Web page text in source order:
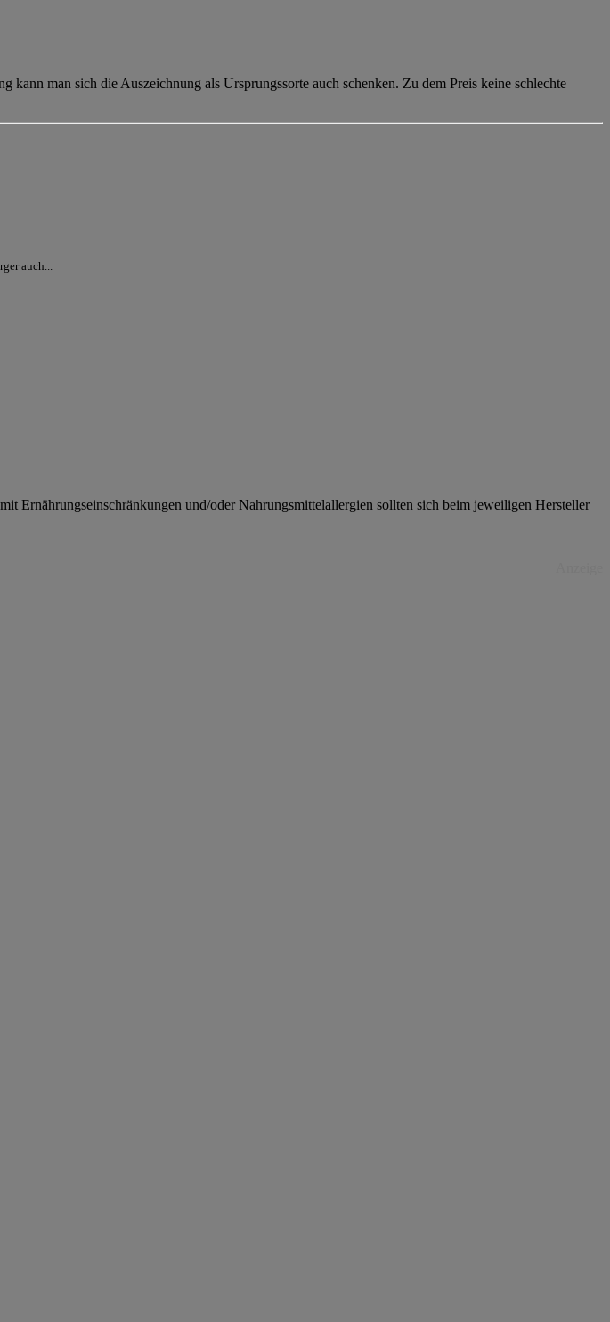
man sich die Auszeichnung als Ursprungssorte auch schenken. Zu dem Preis keine schlechte
auch...
Ernährungseinschränkungen und/oder Nahrungsmittelallergien sollten sich beim jeweiligen Hersteller